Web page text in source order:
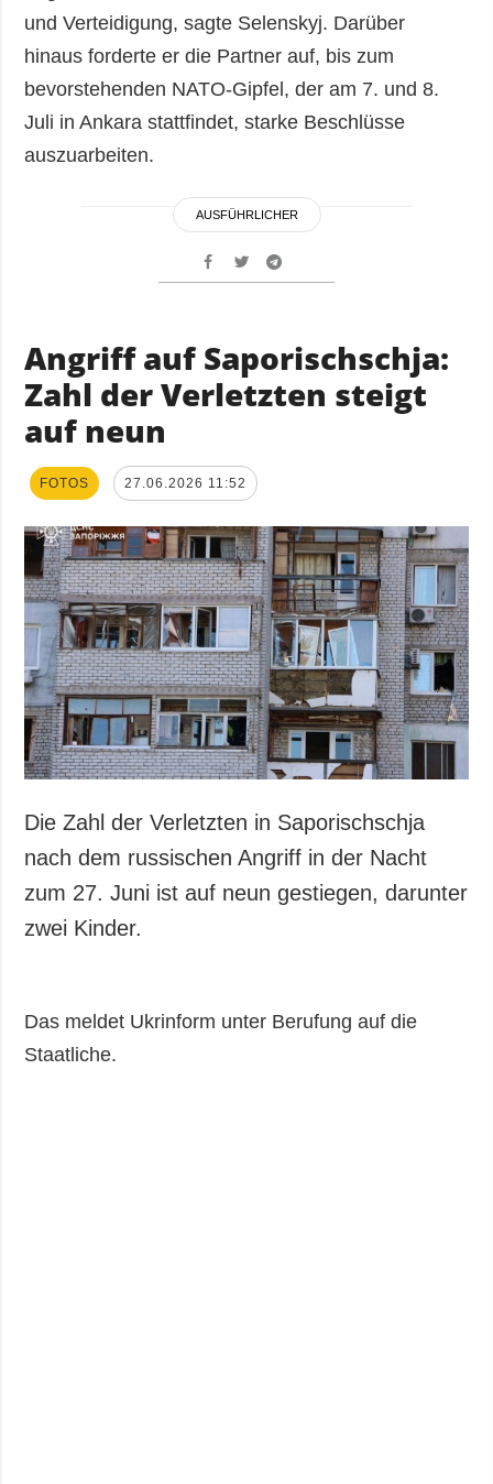
und Verteidigung, sagte Selenskyj. Darüber
hinaus forderte er die Partner auf, bis zum
bevorstehenden NATO-Gipfel, der am 7. und 8.
Juli in Ankara stattfindet, starke Beschlüsse
auszuarbeiten.
AUSFÜHRLICHER
Angriff auf Saporischschja:
Zahl der Verletzten steigt
auf neun
FOTOS 27.06.2026 11:52
Die Zahl der Verletzten in Saporischschja
nach dem russischen Angriff in der Nacht
zum 27. Juni ist auf neun gestiegen, darunter
zwei Kinder.
Das meldet Ukrinform unter Berufung auf die
Staatliche.